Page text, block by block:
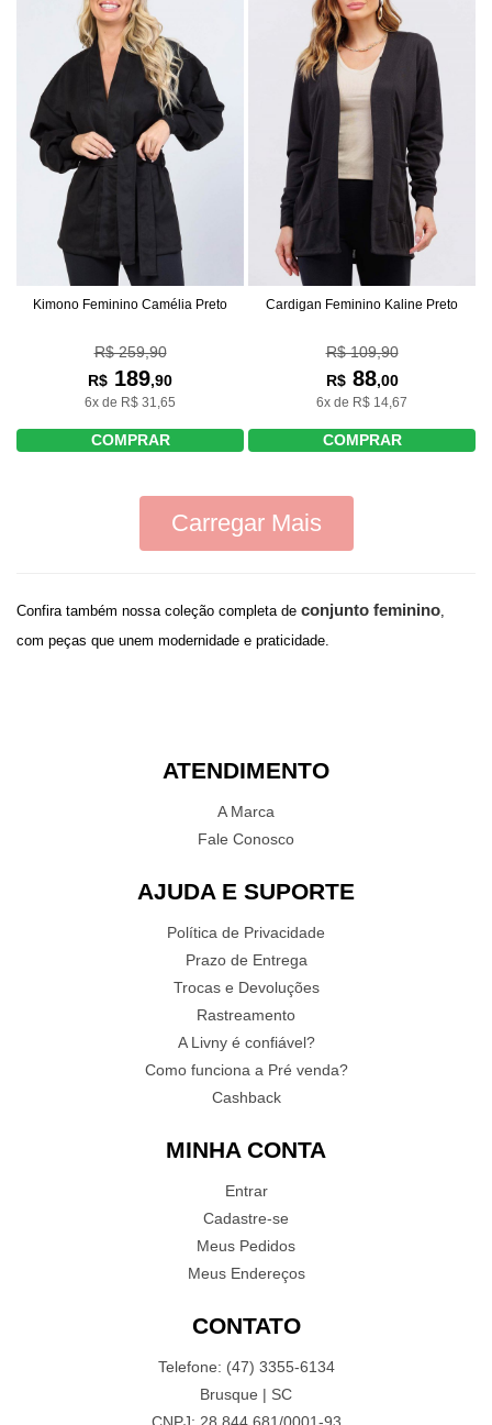
Kimono Feminino Camélia Preto
R$ 259,90
R$ 189,90
6x de R$ 31,65
COMPRAR
Cardigan Feminino Kaline Preto
R$ 109,90
R$88,00
6x de R$ 14,67
COMPRAR
Carregar Mais
Confira também nossa coleção completa de conjunto feminino,
com peças que unem modernidade e praticidade.
ATENDIMENTO
A Marca
Fale Conosco
AJUDA E SUPORTE
Política de Privacidade
Prazo de Entrega
Trocas e Devoluções
Rastreamento
A Livny é confiável?
Como funciona a Pré venda?
Cashback
MINHA CONTA
Entrar
Cadastre-se
Meus Pedidos
Meus Endereços
CONTATO
Telefone: (47) 3355-6134
Brusque | SC